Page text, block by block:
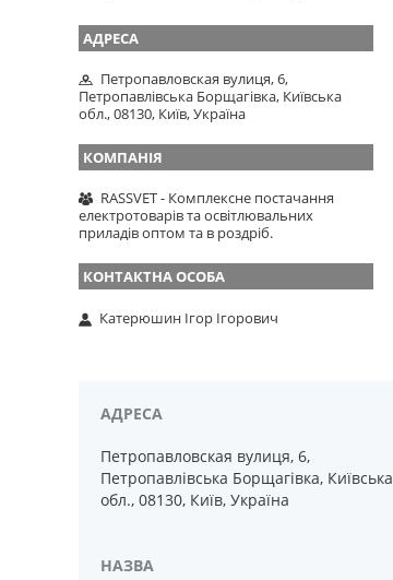
Петропавловская вулиця, 6,
Петропавлівська Борщагівка, Київська
обл., 08130, Київ, Україна
RASSVET - Комплексне постачання
електротоварів та освітлювальних
приладів оптом та в роздріб.
Катерюшин Ігор Ігорович
Петропавловская вулиця, 6,
Петропавлівська Борщагівка, Київська
обл., 08130, Київ, Україна